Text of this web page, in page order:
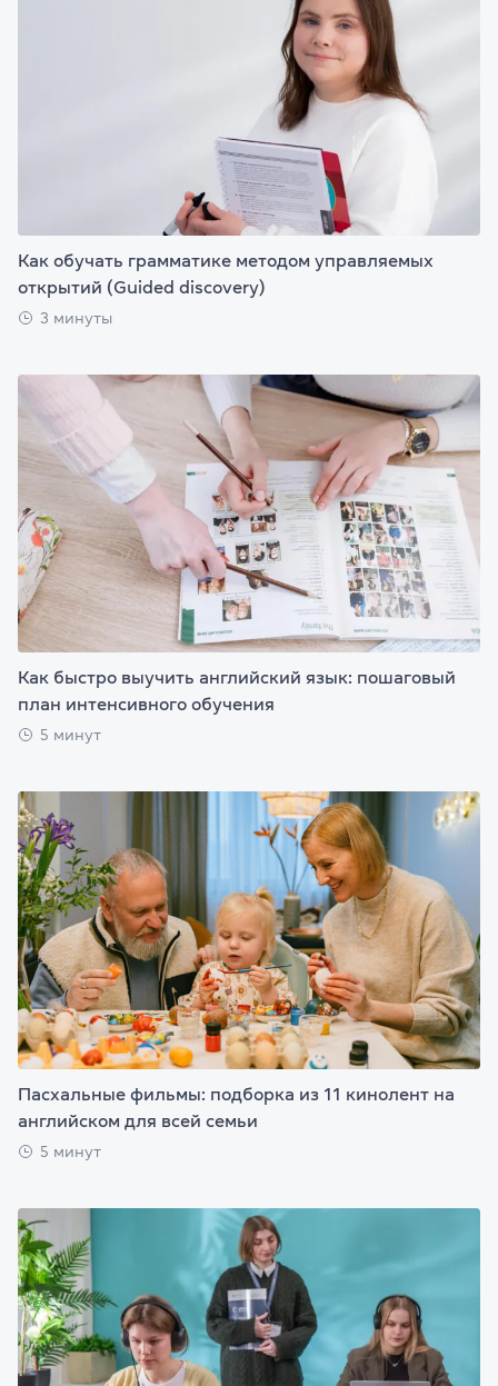
Как обучать грамматике методом управляемых
открытий (Guided discovery)
3 минуты
Как быстро выучить английский язык: пошаговый
план интенсивного обучения
5 минут
Пасхальные фильмы: подборка из 11 кинолент на
английском для всей семьи
5 минут